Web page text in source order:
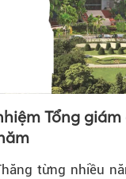
Tổng
từng nhiều